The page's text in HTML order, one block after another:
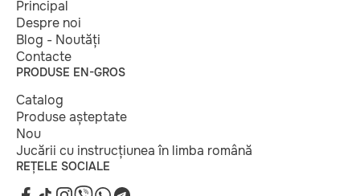
Principal
Despre noi
Blog - Noutăți
Contacte
PRODUSE EN-GROS
Catalog
Produse așteptate
Nou
Jucării cu instrucțiunea în limba română
REȚELE SOCIALE